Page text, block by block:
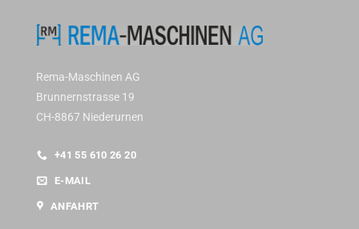
Rema-Maschinen AG
Brunnernstrasse 19
CH-8867 Niederurnen
+41 55 610 26 20
E-MAIL
ANFAHRT